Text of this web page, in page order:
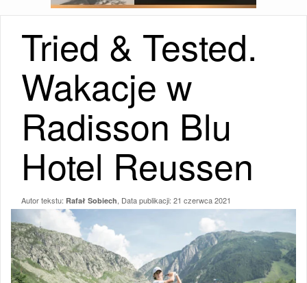
Tried & Tested.
Wakacje w
Radisson Blu
Hotel Reussen
Autor tekstu: Rafał Sobiech , Data publikacji: 21 czerwca 2021